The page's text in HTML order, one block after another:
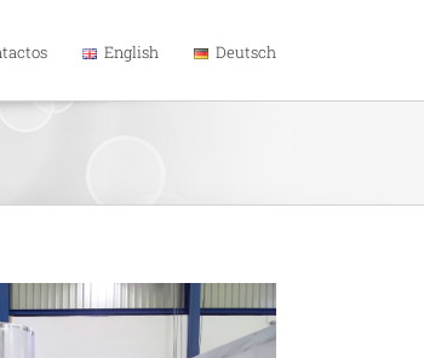
English Deutsch